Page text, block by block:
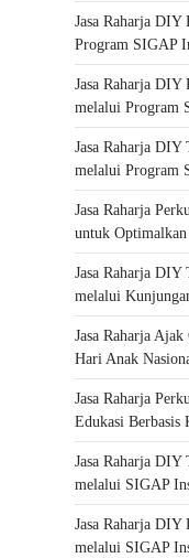
Jasa Raharja DIY
Program SIGAP
Jasa Raharja
melalui Program
Jasa Raharja
melalui Program
Jasa Raharja
untuk Optimalkan
Jasa Raharja
melalui
Jasa Raharja
Hari Anak
Jasa Raharja
Edukasi Berbasis
Jasa Raharja
melalui SIGAP
Jasa Raharja
melalui SIGAP